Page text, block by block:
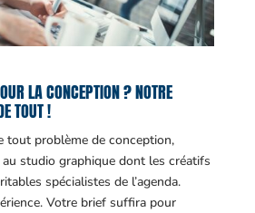
LA CONCEPTION ? NOTRE
TOUT !
tout problème de conception,
studio graphique dont les créatifs
spécialistes de l’agenda.
Votre brief suffira pour